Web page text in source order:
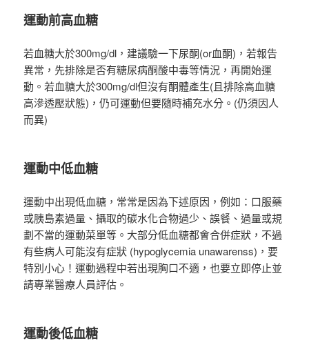
運動前高血糖
若血糖大於300mg/dl，建議驗一下尿酮(or血酮)，若報告
異常，先排除是否有糖尿病酮酸中毒等情況，再開始運
動。若血糖大於300mg/dl但沒有酮體產生(且排除高血糖
高滲透壓狀態)，仍可運動但要隨時補充水分。(仍須因人
而異)
運動中低血糖
運動中出現低血糖，常常是因為下述原因，例如：口服藥
或胰島素過量、攝取的碳水化合物過少、誤餐、過量或規
劃不當的運動菜單等。大部分低血糖都會合併症狀，不過
有些病人可能沒有症狀 (hypoglycemia unawarenss)，要
特別小心！運動過程中若出現胸口不適，也要立即停止並
請專業醫療人員評估。
運動後低血糖